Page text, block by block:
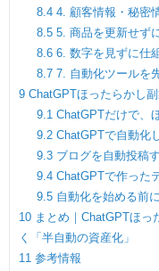
8.44. 顧客情報・秘密
8.55. 商品を更新せず
8.66. 数字を見ずに仕
8.77. 自動化ツールを
9 ChatGPTほったらかし
9.1ChatGPTだけで、
9.2ChatGPTで自動化
9.3ブログを自動投稿
9.4ChatGPTで作った
9.5自動化を始める前
10 まとめ｜ChatGPTほっ
く「半自動の資産化」
11 参考情報